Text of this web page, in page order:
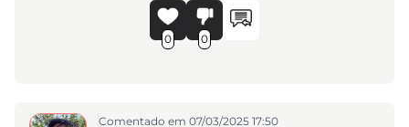
0 0
Comentado em 07/03/2025 17:50